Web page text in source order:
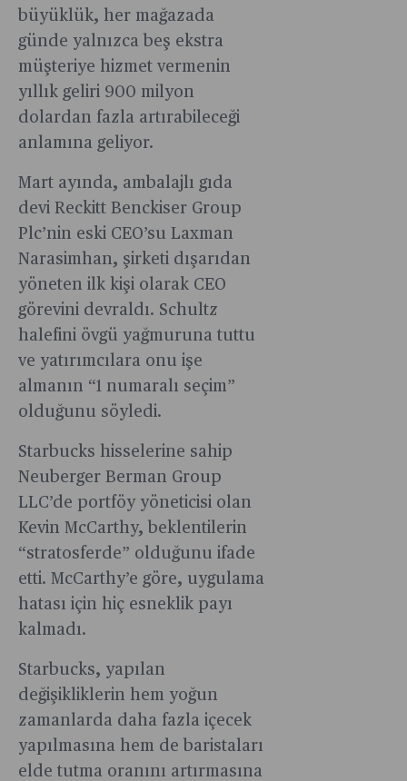
büyüklük, her mağazada
günde yalnızca beş ekstra
müşteriye hizmet vermenin
yıllık geliri 900 milyon
dolardan fazla artırabileceği
anlamına geliyor.
Mart ayında, ambalajlı gıda
devi Reckitt Benckiser Group
Plc’nin eski CEO’su Laxman
Narasimhan, şirketi dışarıdan
yöneten ilk kişi olarak CEO
görevini devraldı. Schultz
halefini övgü yağmuruna tuttu
ve yatırımcılara onu işe
almanın “1 numaralı seçim”
olduğunu söyledi.
Starbucks hisselerine sahip
Neuberger Berman Group
LLC’de portföy yöneticisi olan
Kevin McCarthy, beklentilerin
“stratosferde” olduğunu ifade
etti. McCarthy’e göre, uygulama
hatası için hiç esneklik payı
kalmadı.
Starbucks, yapılan
değişikliklerin hem yoğun
zamanlarda daha fazla içecek
yapılmasına hem de baristaları
elde tutma oranını artırmasına